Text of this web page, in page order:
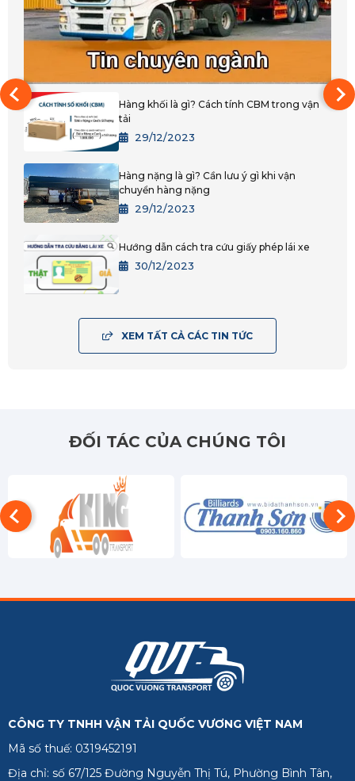
Bình Phước
Gia Lai
Kon Tum
Lâm Đồng
TPHCM
Bình Dương
Đồng Nai
Tây Ninh
Đồng Tháp
Hậu Giang
Vĩnh Long
Phú Quốc
Hàng khối là gì? Cách tính CBM trong vận
tải
29/12/2023
Hàng nặng là gì? Cần lưu ý gì khi vận
chuyển hàng nặng
29/12/2023
Hướng dẫn cách tra cứu giấy phép lái xe
30/12/2023
XEM TẤT CẢ CÁC TIN TỨC
ĐỐI TÁC CỦA CHÚNG TÔI
CÔNG TY TNHH VẬN TẢI QUỐC VƯƠNG VIỆT NAM
Mã số thuế: 0319452191
Địa chỉ: số 67/125 Đường Nguyễn Thị Tú, Phường Bình Tân,